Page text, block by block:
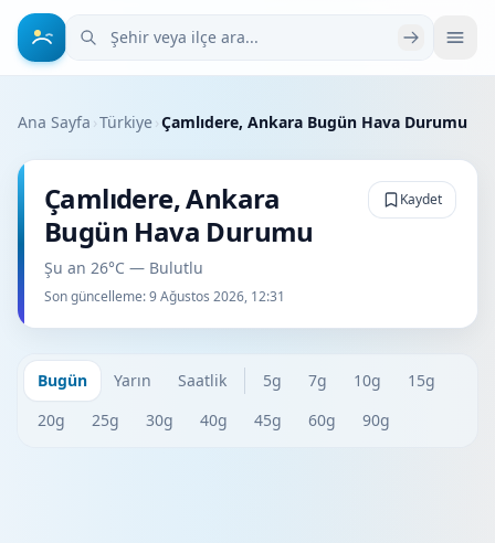
Şehir veya ilçe ara
Ana Sayfa ›Türkiye›Çamlıdere, Ankara Bugün Hava Durumu
Çamlıdere, Ankara
Bugün Hava Durumu
Şu an 26°C — Bulutlu
Son güncelleme:9 Ağustos 2026, 12:31
Kaydet
Bugün Yarın Saatlik 5g 7g 10g
15g
20g
25g 30g 40g 45g 60g 90g